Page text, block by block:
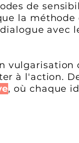
de
la
avec
à l'action.
, où chaque